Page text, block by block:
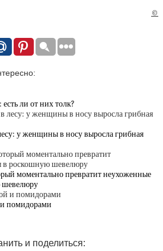
©
ли от них толк?
у женщины в носу выросла грибная
моментально превратит неухоженные
шевелюру
помидорами
и поделиться: